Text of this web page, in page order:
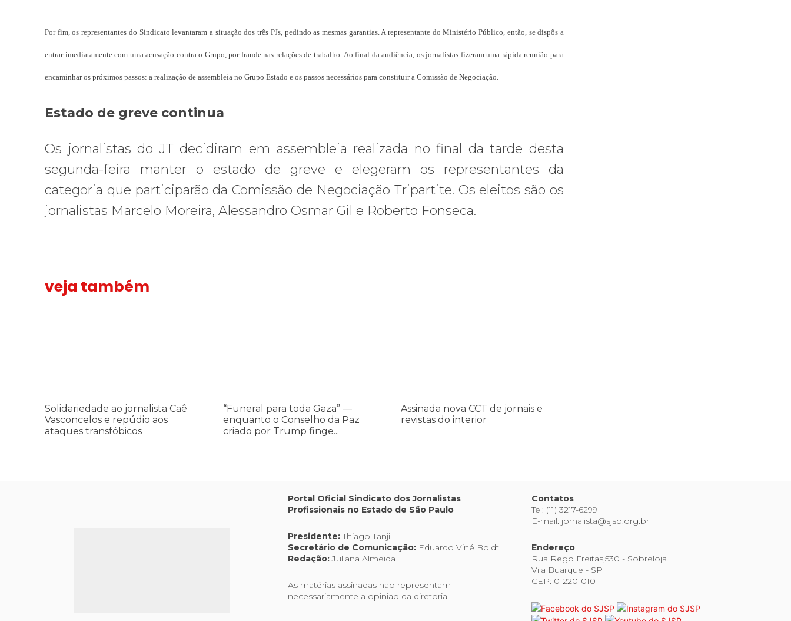
Por fim, os representantes do Sindicato levantaram a situação dos três PJs, pedindo as mesmas garantias. A representante do Ministério Público, então, se dispôs a
entrar imediatamente com uma acusação contra o Grupo, por fraude nas relações de trabalho. Ao final da audiência, os jornalistas fizeram uma rápida reunião para
encaminhar os próximos passos: a realização de assembleia no Grupo Estado e os passos necessários para constituir a Comissão de Negociação.
Estado de greve continua
Os jornalistas do JT decidiram em assembleia realizada no final da tarde desta
segunda-feira manter o estado de greve e elegeram os representantes da
categoria que participarão da Comissão de Negociação Tripartite. Os eleitos são os
jornalistas Marcelo Moreira, Alessandro Osmar Gil e Roberto Fonseca.
veja também
ataques
transfóbicos
Solidariedade ao jornalista Caê
Vasconcelos e repúdio aos
ataques transfóbicos
da
Paz
criado
“Funeral para toda Gaza” —
enquanto o Conselho da Paz
criado por Trump finge...
interior
Assinada nova CCT de jornais e
revistas do interior
Portal Oficial Sindicato dos Jornalistas
Profissionais no Estado de São Paulo
Presidente:Thiago Tanji
Secretário de Comunicação: Eduardo Viné Boldt
Redação:Juliana Almeida
As matérias assinadas não representam
necessariamente a opinião da diretoria.
Contatos
Tel: (11) 3217-6299
E-mail: jornalista@sjsp.org.br
Endereço
Rua Rego Freitas,530 - Sobreloja
Vila Buarque - SP
CEP: 01220-010